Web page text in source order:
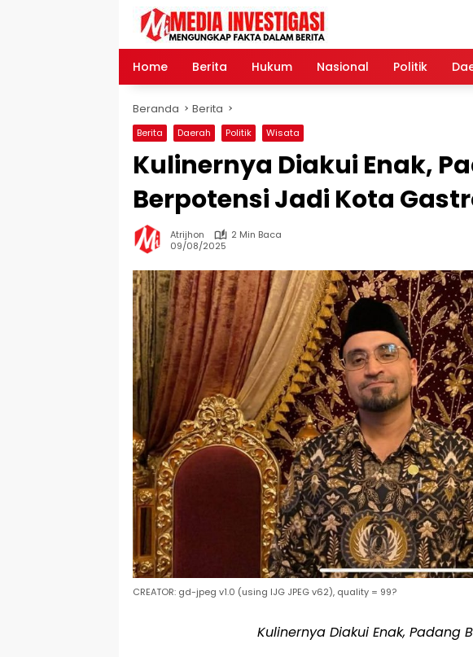
Home Berita Hukum Nasional Politik
Beranda Berita
Berita Daerah Politik Wisata
Kulinernya Diakui Enak,
Berpotensi Jadi Kota
Atrijhon
2 Min Baca
09/08/2025
CREATOR: gd-jpeg v1.0 (using IJG JPEG v62), quality = 99?
Kulinernya Diakui Enak, Padang